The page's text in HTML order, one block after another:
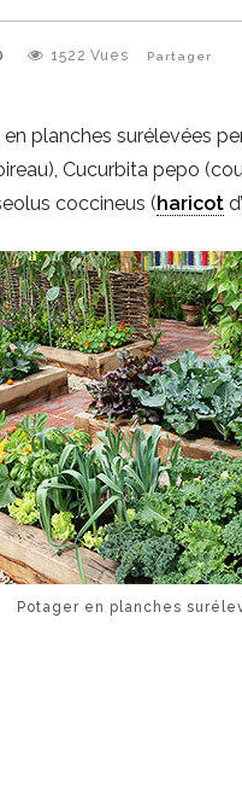
1522 Vues Partager
en planches surélevées
Cucurbita pepo
coccineus (haricot
Potager en planches